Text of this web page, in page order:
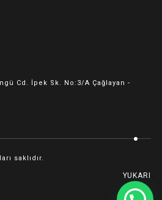
Cd. İpek Sk. No:3/A Çağlayan -
saklıdır.
YUKARI